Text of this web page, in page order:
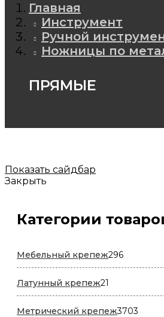
Главная
Инструмент
Ручной
Ножницы по
ПРЯМЫЕ
Показать сайдбар
Закрыть
Категории
Мебельный крепеж296296
товаров
Латунный крепеж21
товар
Метрический крепеж3703